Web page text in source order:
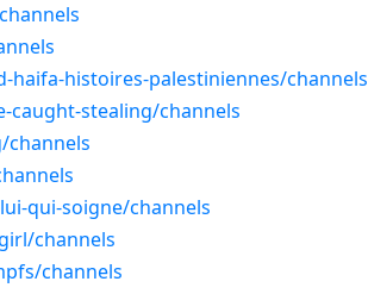
histoires-palestiniennes/channels
caught-stealing/channels
channels
qui-soigne/channels
channels
channels